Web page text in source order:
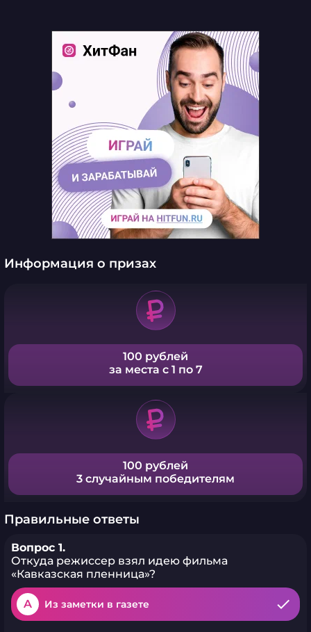
Информация о призах
100 рублей
за места с 1 по 7
100 рублей
3 случайным победителям
Правильные ответы
Вопрос 1.
Откуда режиссер взял идею фильма
«Кавказская пленница»?
A Из заметки в газете